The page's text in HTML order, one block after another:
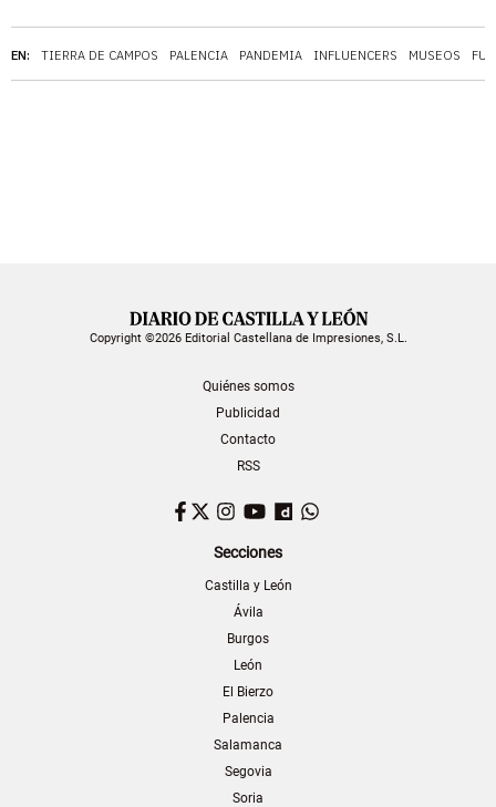
EN: TIERRA DE CAMPOS PALENCIA PANDEMIA INFLUENCERS MUSEOS
Copyright ©2026 Editorial Castellana de Impresiones, S.L.
Quiénes somos
Publicidad
Contacto
RSS
Facebook
TwitterInstagram
YouTubeDailymotion
Secciones
Castilla y León
Ávila
Burgos
León
El Bierzo
Palencia
Salamanca
Segovia
Soria